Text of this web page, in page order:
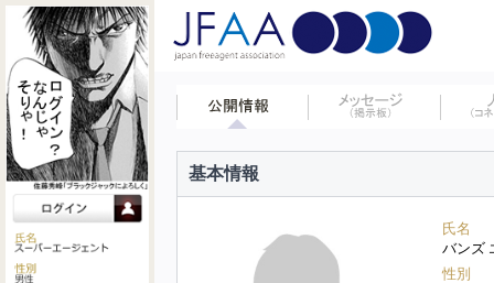
基本情報
氏名
バンズ
性別